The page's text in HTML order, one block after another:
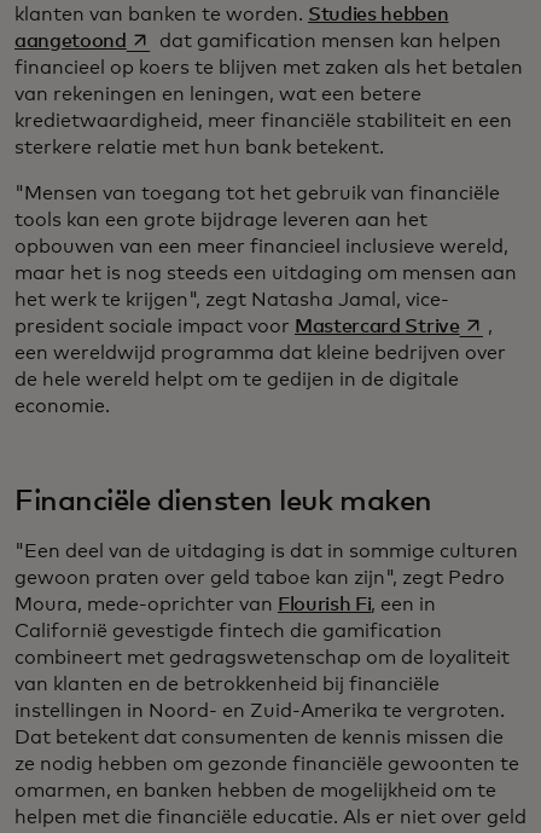
klanten van banken te worden. Studies hebben
aangetoond opens in a new tab
dat gamification mensen kan helpen
financieel op koers te blijven met zaken als het betalen
van rekeningen en leningen, wat een betere
kredietwaardigheid, meer financiële stabiliteit en een
sterkere relatie met hun bank betekent.
"Mensen van toegang tot het gebruik van financiële
tools kan een grote bijdrage leveren aan het
opbouwen van een meer financieel inclusieve wereld,
maar het is nog steeds een uitdaging om mensen aan
het werk te krijgen", zegt Natasha Jamal, vice-
president sociale impact voor Mastercard Striveopens in
,
een wereldwijd programma dat kleine bedrijven over
de hele wereld helpt om te gedijen in de digitale
economie.
Financiële diensten leuk maken
"Een deel van de uitdaging is dat in sommige culturen
gewoon praten over geld taboe kan zijn", zegt Pedro
Moura, mede-oprichter van Flourish Fi, een in
Californië gevestigde fintech die gamification
combineert met gedragswetenschap om de loyaliteit
van klanten en de betrokkenheid bij financiële
instellingen in Noord- en Zuid-Amerika te vergroten.
Dat betekent dat consumenten de kennis missen die
ze nodig hebben om gezonde financiële gewoonten te
omarmen, en banken hebben de mogelijkheid om te
helpen met die financiële educatie. Als er niet over geld